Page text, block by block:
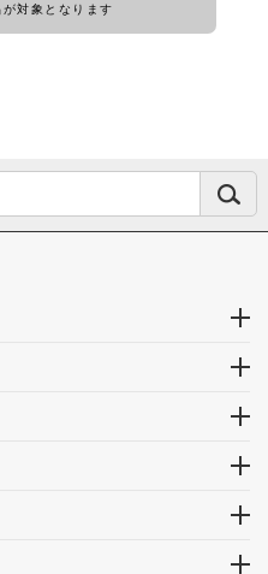
対象となります